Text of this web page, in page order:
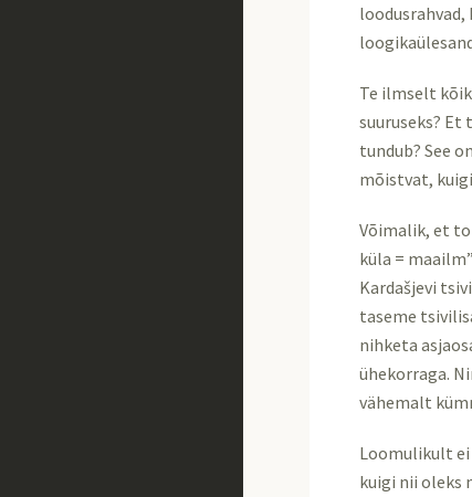
Te ilmselt
suuruseks?
tundub? See
mõistvat,
Võimalik, et
küla =
Kardašjevi
taseme
nihketa
ühekorraga.
vähemalt
Loomulikult ei
kuigi nii oleks